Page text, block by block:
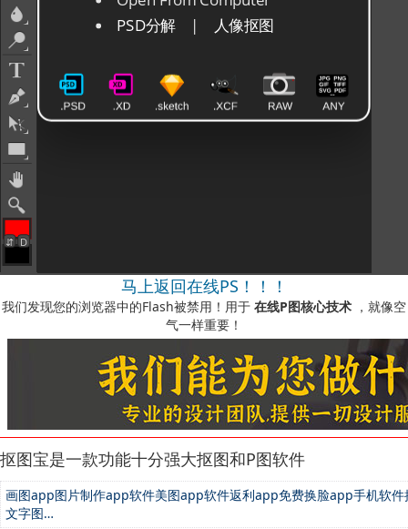
马上返回在线PS！！！
我们发现您的浏览器中的Flash被禁用！用于 在线P图核心技术 ，就像空
气一样重要！
如何启用它？-您可以在我们的视频说明中看到此处
抠图宝是一款功能十分强大抠图和P图软件
画图app图片制作app软件美图app软件返利app免费换脸app手机软
文字图…